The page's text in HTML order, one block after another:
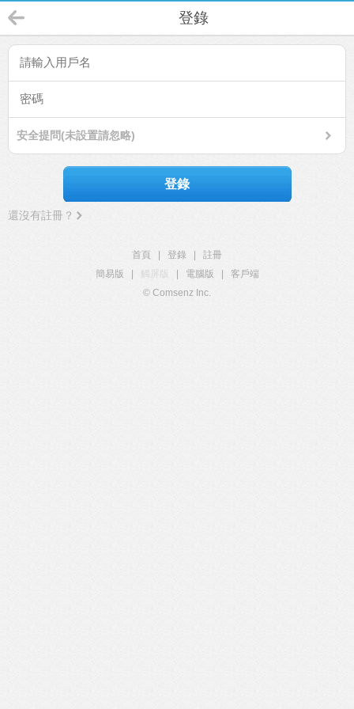
登錄
安全提問(未設置請忽略)
登錄
還沒有註冊？
首頁 登錄
註冊
簡易版
觸屏版 電腦版
客戶端
© Comsenz Inc.